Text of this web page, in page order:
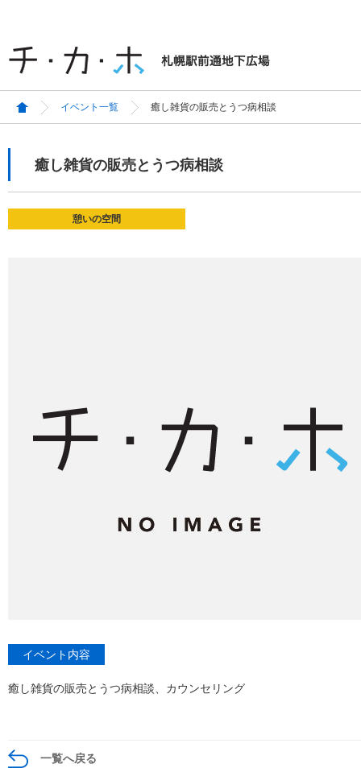
イベント一覧 癒し雑貨の販売とうつ病相談
癒し雑貨の販売とうつ病相談
憩いの空間
イベント内容
癒し雑貨の販売とうつ病相談、カウンセリング
一覧へ戻る